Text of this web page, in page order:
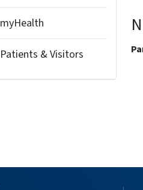
myHealth
Patients & Visitors